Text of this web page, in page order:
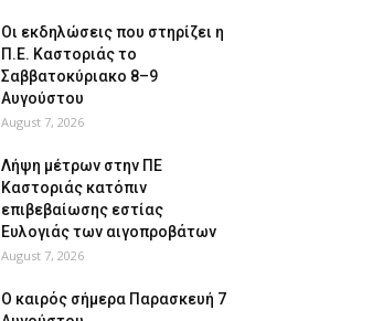
Οι εκδηλώσεις που στηρίζει η
Π.Ε. Καστοριάς το
Σαββατοκύριακο 8–9
Αυγούστου
August 7, 2026
Λήψη μέτρων στην ΠΕ
Καστοριάς κατόπιν
επιβεβαίωσης εστίας
Ευλογιάς των αιγοπροβάτων
August 7, 2026
Ο καιρός σήμερα Παρασκευή 7